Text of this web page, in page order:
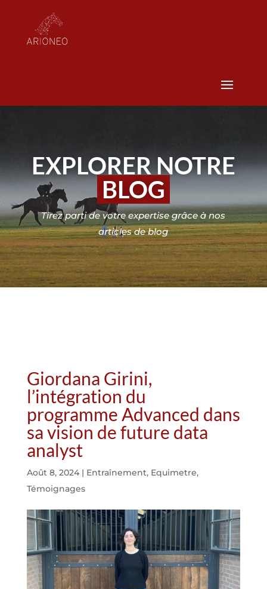
EXPLORER NOTRE
BLOG
Tirez parti de votre expertise grâce à nos
articles de blog
Giordana Girini,
l’intégration du
programme Advanced dans
sa vision de future data
analyst
Août 8, 2024| Entraînement, Equimetre,
Témoignages